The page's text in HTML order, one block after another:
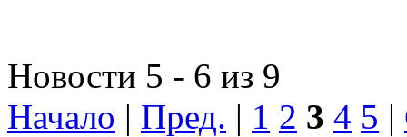
Новости 5 - 6 из 9
Начало | Пред. | 1 2 3 4 5 |